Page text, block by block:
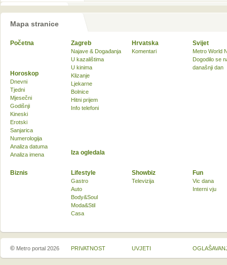
Mapa stranice
Početna Zagreb
Najave & Događanja
U kazalištima
U kinima
Klizanje
Ljekarne
Bolnice
Hitni prijem
Info telefoni
Hrvatska
Komentari
Svijet
Metro World
Dogodilo se
današnji dan
Biznis Lifestyle
Gastro
Auto
Body&Soul
Moda&Stil
Casa
Showbiz
Televizija
Fun
Vic dana
Interni vju
Horoskop
Dnevni
Tjedni
Mjesečni
Godišnji
Kineski
Erotski
Sanjarica
Numerologija
Analiza datuma
Analiza imena
Iza ogledala
© Metro portal 2026 PRIVATNOST UVJETI